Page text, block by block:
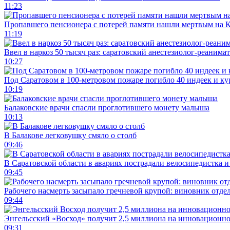
11:23
Пропавшего пенсионера с потерей памяти нашли мертвым на
11:19
Ввел в наркоз 50 тысяч раз: саратовский анестезиолог-
10:27
Под Саратовом в 100-метровом пожаре погибло 40 индеек и
10:19
Балаковские врачи спасли проглотившего монету малыша
10:13
В Балакове легковушку смяло о столб
09:46
В Саратовской области в авариях пострадали велосипедистка
09:45
Рабочего насмерть засыпало гречневой крупой: виновник
09:44
Энгельсский «Восход» получит 2,5 миллиона на
09:31